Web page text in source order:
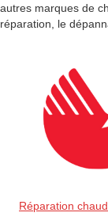
autres marques de
réparation, le
Réparation